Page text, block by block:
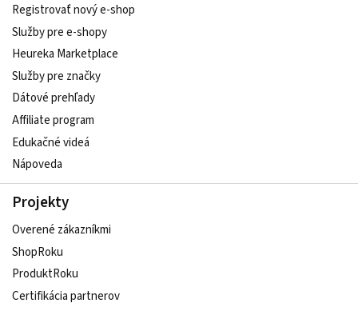
Registrovať nový e-shop
Služby pre e‑shopy
Heureka Marketplace
Služby pre značky
Dátové prehľady
Affiliate program
Edukačné videá
Nápoveda
Projekty
Overené zákazníkmi
ShopRoku
ProduktRoku
Certifikácia partnerov